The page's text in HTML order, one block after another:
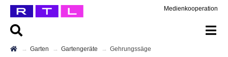
Medienkooperation
Garten Gartengeräte Gehrungssäge